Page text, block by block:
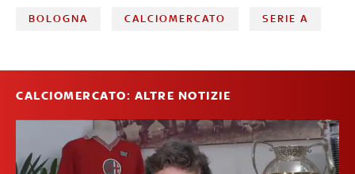
BOLOGNA CALCIOMERCATO SERIE A
CALCIOMERCATO: ALTRE NOTIZIE